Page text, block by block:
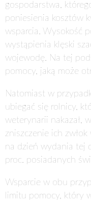
gospodarstwa,
poniesienia kosztów
wsparcia. Wysokość
wystąpienia klęski
wojewodę. Na tej
pomocy, jaką może
Natomiast w
ubiegać się rolnicy,
weterynarii nakazał,
zniszczenie ich
na dzień wydania tej
proc. posiadanych
Wsparcie w obu
limitu pomocy, który